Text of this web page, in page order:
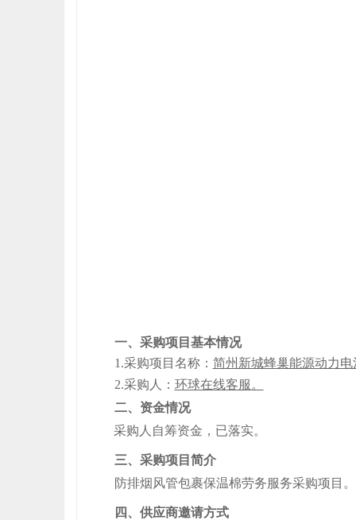
一、采购项目基本情况
1.采购项目名称： 简州新城蜂巢能源动力
2.采购人 ： 环球在线客服 。
二、资金情况
采购人自筹资金，已落实。
三、 采购项目简介
防排烟风管包裹保温棉劳务服务采购项目 。
四、供应商邀请方式